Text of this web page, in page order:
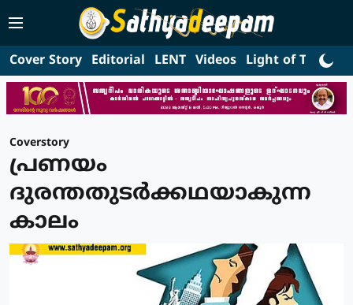
Cover Story Editorial LENT Videos Light of Truth
Coverstory
പ്രണയം
ദുരന്തതുടര്‍ക്കഥയാകുന്ന
കാലം